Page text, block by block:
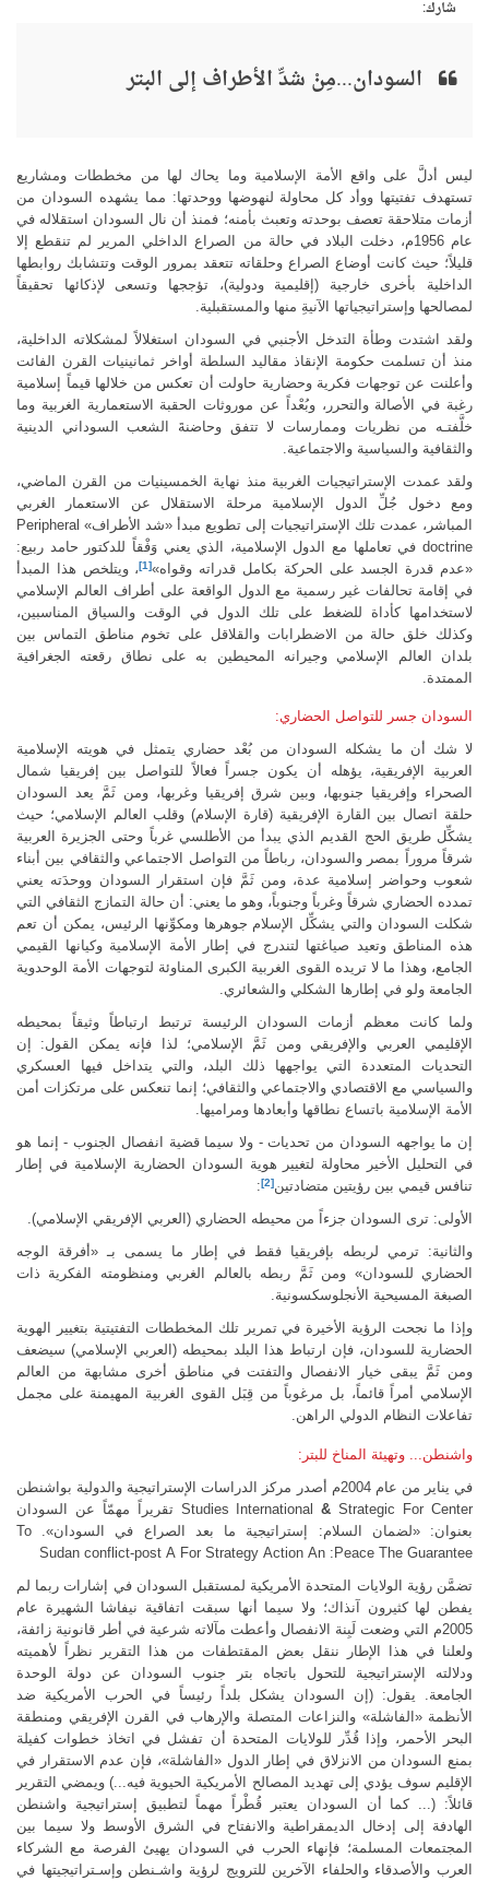
شارك:
السودان...مِنْ شدِّ الأطراف إلى البتر
ليس أدلَّ على واقع الأمة الإسلامية وما يحاك لها من مخططات ومشاريع
تستهدف تفتيتها ووأد كل محاولة لنهوضها ووحدتها: مما يشهده السودان من
أزمات متلاحقة تعصف بوحدته وتعبث بأمنه؛ فمنذ أن نال السودان استقلاله في
عام 1956م، دخلت البلاد في حالة من الصراع الداخلي المرير لم تنقطع إلا
قليلاً؛ حيث كانت أوضاع الصراع وحلقاته تتعقد بمرور الوقت وتتشابك روابطها
الداخلية بأخرى خارجية (إقليمية ودولية)، تؤججها وتسعى لإذكائها تحقيقاً
لمصالحها وإستراتيجياتها الآنيةِ منها والمستقبلية.
ولقد اشتدت وطأة التدخل الأجنبي في السودان استغلالاً لمشكلاته الداخلية،
منذ أن تسلمت حكومة الإنقاذ مقاليد السلطة أواخر ثمانينيات القرن الفائت
وأعلنت عن توجهات فكرية وحضارية حاولت أن تعكس من خلالها قيماً إسلامية
رغبة في الأصالة والتحرر، وبُعْداً عن موروثات الحقبة الاستعمارية الغربية وما
خلَّفتـه من نظريات وممارسات لا تتفق وحاضنةَ الشعب السوداني الدينية
والثقافية والسياسية والاجتماعية.
ولقد عمدت الإستراتيجيات الغربية منذ نهاية الخمسينيات من القرن الماضي،
ومع دخول جُلِّ الدول الإسلامية مرحلة الاستقلال عن الاستعمار الغربي
المباشر، عمدت تلك الإستراتيجيات إلى تطويع مبدأ «شد الأطراف» Peripheral
doctrine في تعاملها مع الدول الإسلامية، الذي يعني وَفْقاً للدكتور حامد ربيع:
«عدم قدرة الجسد على الحركة بكامل قدراته وقواه»[1]، ويتلخص هذا المبدأ
في إقامة تحالفات غير رسمية مع الدول الواقعة على أطراف العالم الإسلامي
لاستخدامها كأداة للضغط على تلك الدول في الوقت والسياق المناسبين،
وكذلك خلق حالة من الاضطرابات والقلاقل على تخوم مناطق التماس بين
بلدان العالم الإسلامي وجيرانه المحيطين به على نطاق رقعته الجغرافية
الممتدة.
السودان جسر للتواصل الحضاري:
لا شك أن ما يشكله السودان من بُعْد حضاري يتمثل في هويته الإسلامية
العربية الإفريقية، يؤهله أن يكون جسراً فعالاً للتواصل بين إفريقيا شمال
الصحراء وإفريقيا جنوبها، وبين شرق إفريقيا وغربها، ومن ثَمَّ يعد السودان
حلقة اتصال بين القارة الإفريقية (قارة الإسلام) وقلب العالم الإسلامي؛ حيث
يشكِّل طريق الحج القديم الذي يبدأ من الأطلسي غرباً وحتى الجزيرة العربية
شرقاً مروراً بمصر والسودان، رباطاً من التواصل الاجتماعي والثقافي بين أبناء
شعوب وحواضر إسلامية عدة، ومن ثَمَّ فإن استقرار السودان ووحدَته يعني
تمدده الحضاري شرقاً وغرباً وجنوباً، وهو ما يعني: أن حالة التمازج الثقافي التي
شكلت السودان والتي يشكِّل الإسلام جوهرها ومكوِّنها الرئيس، يمكن أن تعم
هذه المناطق وتعيد صياغتها لتندرج في إطار الأمة الإسلامية وكيانها القيمي
الجامع، وهذا ما لا تريده القوى الغربية الكبرى المناوئة لتوجهات الأمة الوحدوية
الجامعة ولو في إطارها الشكلي والشعائري.
ولما كانت معظم أزمات السودان الرئيسة ترتبط ارتباطاً وثيقاً بمحيطه
الإقليمي العربي والإفريقي ومن ثَمَّ الإسلامي؛ لذا فإنه يمكن القول: إن
التحديات المتعددة التي يواجهها ذلك البلد، والتي يتداخل فيها العسكري
والسياسي مع الاقتصادي والاجتماعي والثقافي؛ إنما تنعكس على مرتكزات أمن
الأمة الإسلامية باتساع نطاقها وأبعادها ومراميها.
إن ما يواجهه السودان من تحديات - ولا سيما قضية انفصال الجنوب - إنما هو
في التحليل الأخير محاولة لتغيير هوية السودان الحضارية الإسلامية في إطار
تنافس قيمي بين رؤيتين متضادتين[2]
:
الأولى: ترى السودان جزءاً من محيطه الحضاري (العربي الإفريقي الإسلامي).
والثانية: ترمي لربطه بإفريقيا فقط في إطار ما يسمى بـ «أفرقة الوجه
الحضاري للسودان» ومن ثَمَّ ربطه بالعالم الغربي ومنظومته الفكرية ذات
الصبغة المسيحية الأنجلوسكسونية.
وإذا ما نجحت الرؤية الأخيرة في تمرير تلك المخططات التفتيتية بتغيير الهوية
الحضارية للسودان، فإن ارتباط هذا البلد بمحيطه (العربي الإسلامي) سيضعف
ومن ثَمَّ يبقى خيار الانفصال والتفتت في مناطق أخرى مشابهة من العالم
الإسلامي أمراً قائماً، بل مرغوباً من قِبَل القوى الغربية المهيمنة على مجمل
تفاعلات النظام الدولي الراهن.
واشنطن... وتهيئة المناخ للبتر:
في يناير من عام 2004م أصدر مركز الدراسات الإستراتيجية والدولية بواشنطن
Center
For
Strategic
&
International
Studies تقريراً مهمّاً عن السودان
بعنوان: «لضمان السلام: إستراتيجية ما بعد الصراع في السودان». To
Guarantee
The
Peace
:
An
Action
Strategy
For
A
post
-
conflict
Sudan
تضمَّن رؤية الولايات المتحدة الأمريكية لمستقبل السودان في إشارات ربما لم
يفطن لها كثيرون آنذاك؛ ولا سيما أنها سبقت اتفاقية نيفاشا الشهيرة عام
2005م التي وضعت لَبِنة الانفصال وأعطت مآلاته شرعية في أطر قانونية زائفة،
ولعلنا في هذا الإطار ننقل بعض المقتطفات من هذا التقرير نظراً لأهميته
ودلالته الإستراتيجية للتحول باتجاه بتر جنوب السودان عن دولة الوحدة
الجامعة. يقول: (إن السودان يشكل بلداً رئيساً في الحرب الأمريكية ضد
الأنظمة «الفاشلة» والنزاعات المتصلة والإرهاب في القرن الإفريقي ومنطقة
البحر الأحمر، وإذا قُدِّر للولايات المتحدة أن تفشل في اتخاذ خطوات كفيلة
بمنع السودان من الانزلاق في إطار الدول «الفاشلة»، فإن عدم الاستقرار في
الإقليم سوف يؤدي إلى تهديد المصالح الأمريكية الحيوية فيه...) ويمضي التقرير
قائلاً: (... كما أن السودان يعتبر قُطْراً مهماً لتطبيق إستراتيجية واشنطن
الهادفة إلى إدخال الديمقراطية والانفتاح في الشرق الأوسط ولا سيما بين
المجتمعات المسلمة؛ فإنهاء الحرب في السودان يهيئ الفرصة مع الشركاء
العرب والأصدقاء والحلفاء الآخرين للترويج لرؤية واشـنطن وإسـتراتيجيتها في